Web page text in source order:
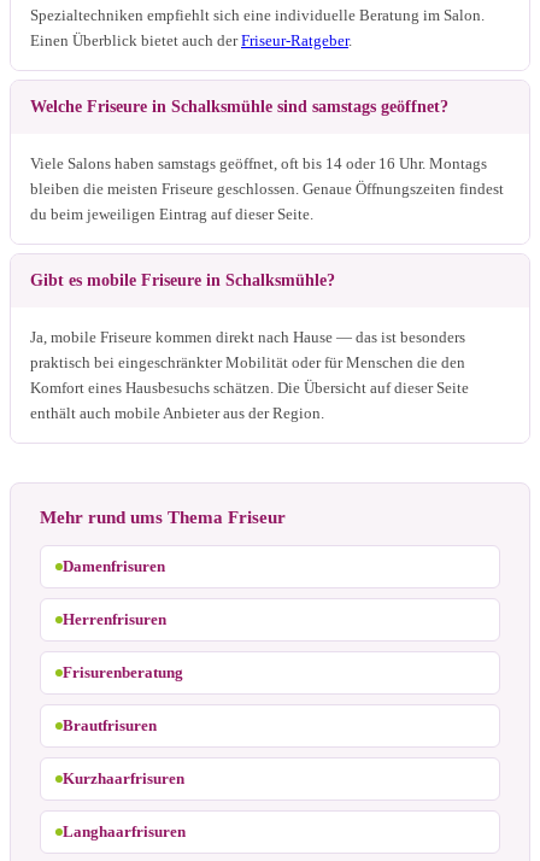
Spezialtechniken empfiehlt sich eine individuelle Beratung im Salon.
Einen Überblick bietet auch derFriseur-Ratgeber.
Welche Friseure in Schalksmühle sind samstags geöffnet?
Viele Salons haben samstags geöffnet, oft bis 14 oder 16 Uhr. Montags
bleiben die meisten Friseure geschlossen. Genaue Öffnungszeiten findest
du beim jeweiligen Eintrag auf dieser Seite.
Gibt es mobile Friseure in Schalksmühle?
Ja, mobile Friseure kommen direkt nach Hause — das ist besonders
praktisch bei eingeschränkter Mobilität oder für Menschen die den
Komfort eines Hausbesuchs schätzen. Die Übersicht auf dieser Seite
enthält auch mobile Anbieter aus der Region.
Mehr rund ums Thema Friseur
Damenfrisuren
Herrenfrisuren
Frisurenberatung
Brautfrisuren
Kurzhaarfrisuren
Langhaarfrisuren